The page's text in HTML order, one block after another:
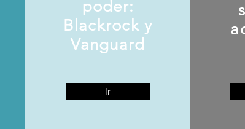
poder:
Blackrock y
Vanguard
Ir